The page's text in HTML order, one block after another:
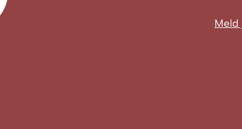
Meld